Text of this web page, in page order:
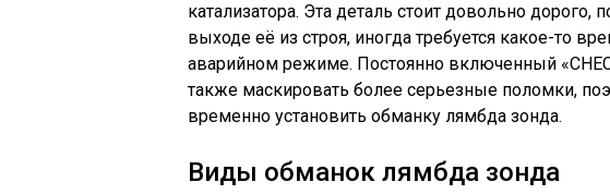
катализатора. Эта деталь стоит довольно дорого,
выходе её из строя, иногда требуется какое-то
аварийном режиме. Постоянно включенный
также маскировать более серьезные поломки,
временно установить обманку лямбда зонда.
Виды обманок лямбда зонда